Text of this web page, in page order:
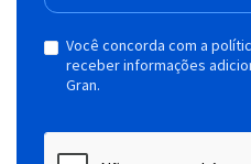
Você concorda com a
receber informações
Gran.